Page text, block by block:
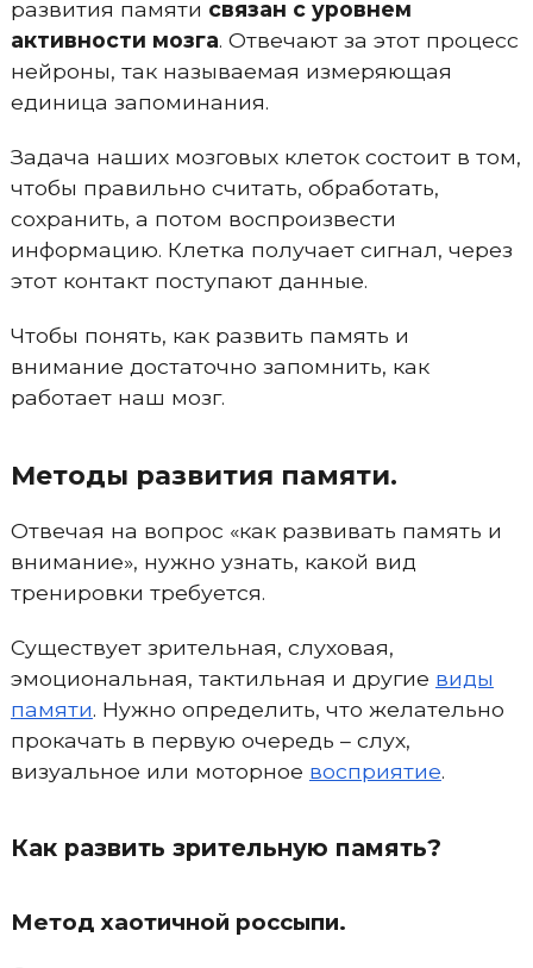
развития памяти связан с уровнем
активности мозга. Отвечают за этот процесс
нейроны, так называемая измеряющая
единица запоминания.
Задача наших мозговых клеток состоит в том,
чтобы правильно считать, обработать,
сохранить, а потом воспроизвести
информацию. Клетка получает сигнал, через
этот контакт поступают данные.
Чтобы понять, как развить память и
внимание достаточно запомнить, как
работает наш мозг.
Методы развития памяти.
Отвечая на вопрос «как развивать память и
внимание», нужно узнать, какой вид
тренировки требуется.
Существует зрительная, слуховая,
эмоциональная, тактильная и другие виды
памяти. Нужно определить, что желательно
прокачать в первую очередь – слух,
визуальное или моторное восприятие.
Как развить зрительную память?
Метод хаотичной россыпи.